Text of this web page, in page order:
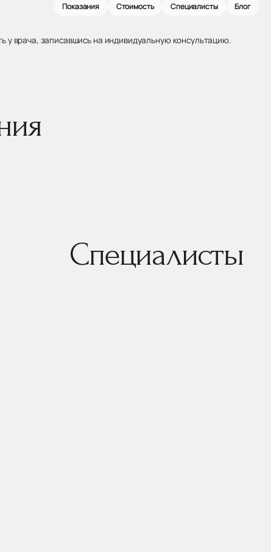
Показания Стоимость Специалисты Блог
врача, записавшись на индивидуальную консультацию.
Специалисты